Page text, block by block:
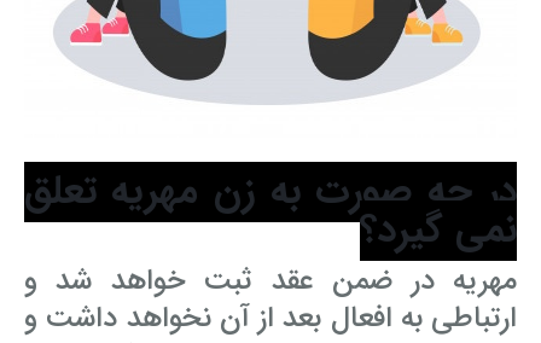
در چه صورت به زن مهریه تعلق
نمی گیرد؟
مهریه در ضمن عقد ثبت خواهد شد و
ارتباطی به افعال بعد از آن نخواهد داشت و